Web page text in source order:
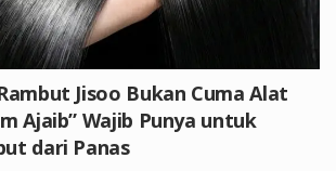
Jisoo Bukan Cuma Alat
Ajaib” Wajib Punya untuk
dari Panas